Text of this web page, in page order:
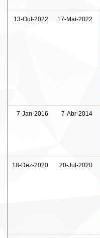
13-Out-2022 17-Mai-2022
7-Jan-2016 7-Abr-2014
18-Dez-2020 20-Jul-2020